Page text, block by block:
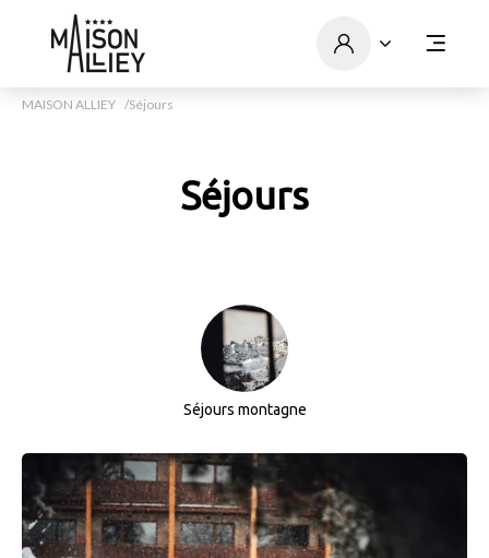
MAISON ALLIEY Séjours
Séjours
Séjours montagne